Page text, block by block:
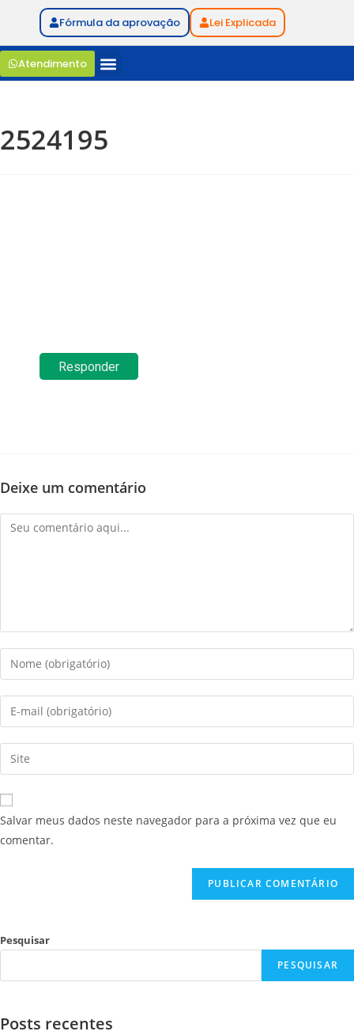
Fórmula da aprovação Lei Explicada
Atendimento
2524195
Responder
Deixe um comentário
Salvar meus dados neste navegador para a próxima vez que eu
comentar.
Pesquisar
PESQUISAR
Posts recentes